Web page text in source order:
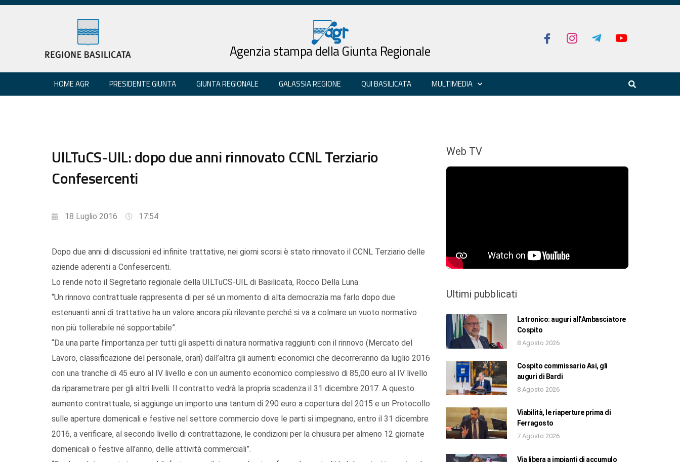
Agenzia stampa della Giunta Regionale
HOME AGR PRESIDENTE GIUNTA GIUNTA REGIONALE GALASSIA REGIONE QUI BASILICATA MULTIMEDIA
UILTuCS-UIL: dopo due anni rinnovato CCNL Terziario
Confesercenti
18 Luglio 2016 17:54
Dopo due anni di discussioni ed infinite trattative, nei giorni scorsi è stato rinnovato il CCNL Terziario delle
aziende aderenti a Confesercenti.
Lo rende noto il Segretario regionale della UILTuCS-UIL di Basilicata, Rocco Della Luna.
“Un rinnovo contrattuale rappresenta di per sé un momento di alta democrazia ma farlo dopo due
estenuanti anni di trattative ha un valore ancora più rilevante perché si va a colmare un vuoto normativo
non più tollerabile né sopportabile”.
“Da una parte l’importanza per tutti gli aspetti di natura normativa raggiunti con il rinnovo (Mercato del
Lavoro, classificazione del personale, orari) dall’altra gli aumenti economici che decorreranno da luglio 2016
con una tranche di 45 euro al IV livello e con un aumento economico complessivo di 85,00 euro al IV livello
da riparametrare per gli altri livelli. Il contratto vedrà la propria scadenza il 31 dicembre 2017. A questo
aumento contrattuale, si aggiunge un importo una tantum di 290 euro a copertura del 2015 e un Protocollo
sulle aperture domenicali e festive nel settore commercio dove le parti si impegnano, entro il 31 dicembre
2016, a verificare, al secondo livello di contrattazione, le condizioni per la chiusura per almeno 12 giornate
domenicali o festive all’anno, delle attività commerciali”.
Web TV
Ultimi pubblicati
Latronico: auguri all’Ambasciatore
Cospito
8 Agosto 2026
Cospito commissario Asi, gli
auguri di Bardi
8 Agosto 2026
Viabilità, le riaperture prima di
Ferragosto
7 Agosto 2026
Via libera a impianti di accumulo